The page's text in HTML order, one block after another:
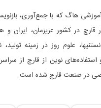
هاگ که با جمع‌آوری،
قارچ در کشور عزیزمان، ایران و
علوم روز در زمینه تولید،
نوین از قارچ از
در صنعت قارچ شده است.